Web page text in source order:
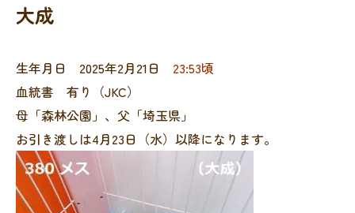
大成
生年月日 2025年2月21日 23:53頃
血統書 有り（JKC）
母「森林公園」、父「埼玉県」
お引き渡しは4月23日（水）以降になります。